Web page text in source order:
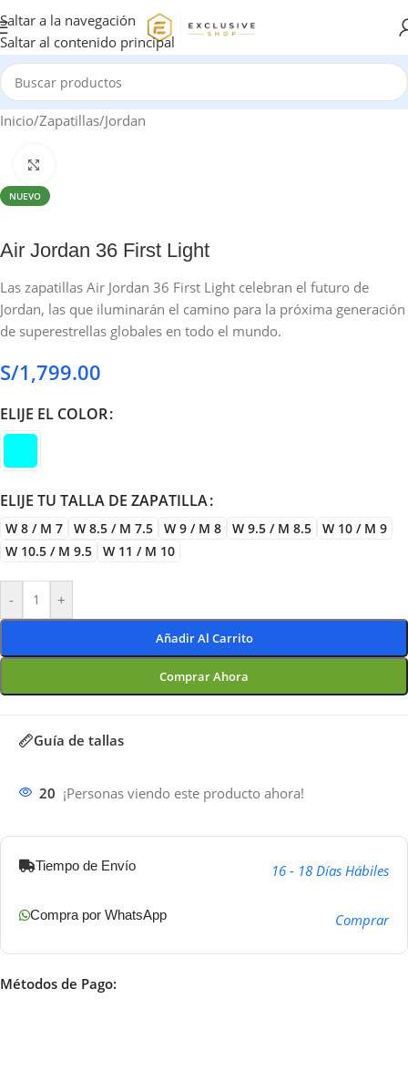
Saltar a la navegación
Saltar al contenido principal
Inicio/Zapatillas/Jordan
NUEVO
Air Jordan 36 First Light
Las zapatillas Air Jordan 36 First Light celebran el futuro de
Jordan, las que iluminarán el camino para la próxima generación
de superestrellas globales en todo el mundo.
S/1,799.00
ELIJE EL COLOR
ELIJE TU TALLA DE ZAPATILLA
W 8 / M 7 W 8.5 / M 7.5 W 9 / M 8 W 9.5 / M 8.5
W 10 / M 9
W 10.5 / M 9.5
W 11 / M 10
- +
Añadir Al Carrito
Comprar Ahora
Guía de tallas
20 ¡Personas viendo este producto ahora!
Tiempo de Envío 16 - 18 Días Hábiles
Compra por WhatsApp Comprar
Métodos de Pago: